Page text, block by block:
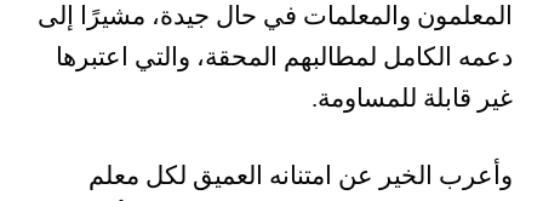
المعلمون والمعلمات في حال جيدة، مشيرًا إلى
دعمه الكامل لمطالبهم المحقة، والتي اعتبرها
غير قابلة للمساومة.
وأعرب الخير عن امتنانه العميق لكل معلم